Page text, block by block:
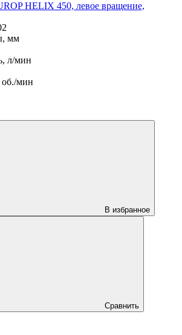
HELIX 450, левое вращение,
мм
л/мин
об./мин
В избранное
Сравнить